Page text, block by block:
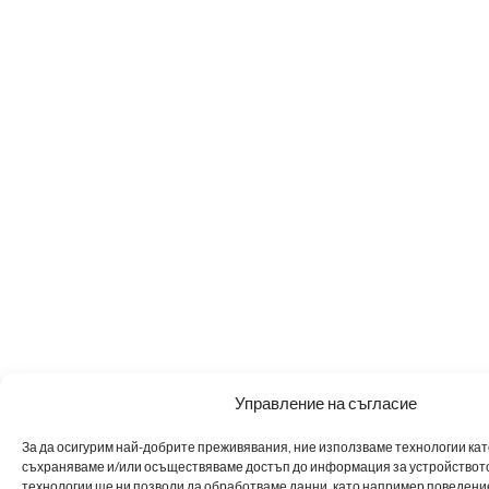
Управление на съгласие
За да осигурим най-добрите преживявания, ние използваме технологии
съхраняваме и/или осъществяваме достъп до информация за